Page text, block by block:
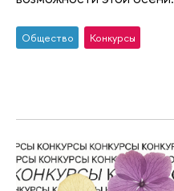
Общество Конкурсы